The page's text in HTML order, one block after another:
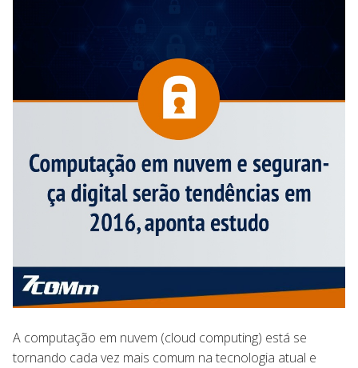
A computação em nuvem (cloud computing) está se
tornando cada vez mais comum na tecnologia atual e